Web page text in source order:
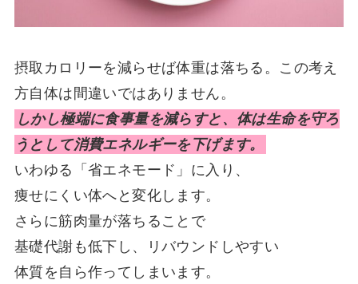
摂取カロリーを減らせば体重は落ちる。この考え
方自体は間違いではありません。
しかし極端に食事量を減らすと、体は生命を守ろ
うとして消費エネルギーを下げます。
いわゆる「省エネモード」に入り、
痩せにくい体へと変化します。
さらに筋肉量が落ちることで
基礎代謝も低下し、リバウンドしやすい
体質を自ら作ってしまいます。